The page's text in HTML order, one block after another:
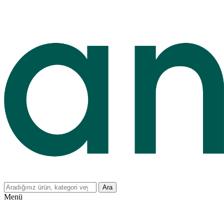
Ara
Menü